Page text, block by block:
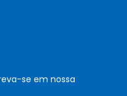
se em nossa